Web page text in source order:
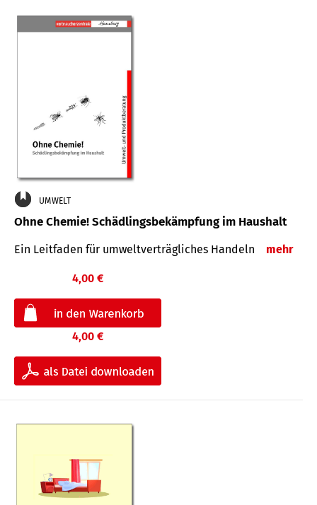
UMWELT
Ohne Chemie! Schädlingsbekämpfung im Haushalt
Ein Leitfaden für um­welt­ver­träg­liches Han­deln mehr
4,00 €
4,00 €